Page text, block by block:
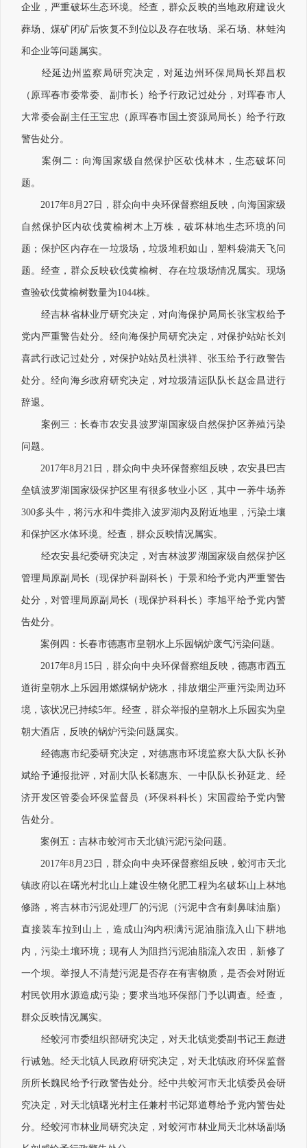
企业，严重破坏生态环境。经查，群众反映的当地政府建设火
葬场、煤矿闭矿后恢复不到位以及存在牧场、采石场、林蛙沟
和企业等问题属实。
经延边州监察局研究决定，对延边州环保局局长郑昌权
（原珲春市委常委、副市长）给予行政记过处分，对珲春市人
大常委会副主任王宝忠（原珲春市国土资源局局长）给予行政
警告处分。
案例二：向海国家级自然保护区砍伐林木，生态破坏问
题。
2017年8月27日，群众向中央环保督察组反映，向海国家级
自然保护区内砍伐黄榆树木上万株，破坏林地生态环境的问
题；保护区内存在一垃圾场，垃圾堆积如山，塑料袋满天飞问
题。经查，群众反映砍伐黄榆树、存在垃圾场情况属实。现场
查验砍伐黄榆树数量为1044株。
经吉林省林业厅研究决定，对向海保护局局长张宝权给予
党内严重警告处分。经向海保护局研究决定，对保护站站长刘
喜武行政记过处分，对保护站站员杜洪祥、张玉给予行政警告
处分。经向海乡政府研究决定，对垃圾清运队队长赵金昌进行
辞退。
案例三：长春市农安县波罗湖国家级自然保护区养殖污染
问题。
2017年8月21日，群众向中央环保督察组反映，农安县巴吉
垒镇波罗湖国家级保护区里有很多牧业小区，其中一养牛场养
300多头牛，将污水和牛粪排入波罗湖内及附近地里，污染土壤
和保护区水体环境。经查，群众反映情况属实。
经农安县纪委研究决定，对吉林波罗湖国家级自然保护区
管理局原副局长（现保护科副科长）于景和给予党内严重警告
处分，对管理局原副局长（现保护科科长）李旭平给予党内警
告处分。
案例四：长春市德惠市皇朝水上乐园锅炉废气污染问题。
2017年8月15日，群众向中央环保督察组反映，德惠市西五
道街皇朝水上乐园用燃煤锅炉烧水，排放烟尘严重污染周边环
境，该状况已持续5年。经查，群众举报的皇朝水上乐园实为皇
朝大酒店，反映的锅炉污染问题属实。
经德惠市纪委研究决定，对德惠市环境监察大队大队长孙
斌给予通报批评，对副大队长郗惠东、一中队队长孙延龙、经
济开发区管委会环保监督员（环保科科长）宋国霞给予党内警
告处分。
案例五：吉林市蛟河市天北镇污泥污染问题。
2017年8月23日，群众向中央环保督察组反映，蛟河市天北
镇政府以在曙光村北山上建设生物化肥工程为名破坏山上林地
修路，将吉林市污泥处理厂的污泥（污泥中含有刺鼻味油脂）
直接装车拉到山上，造成山沟内积满污泥油脂流入山下耕地
内，污染土壤环境；现有人为阻挡污泥油脂流入农田，新修了
一个坝。举报人不清楚污泥是否存在有害物质，是否会对附近
村民饮用水源造成污染；要求当地环保部门予以调查。经查，
群众反映情况属实。
经蛟河市委组织部研究决定，对天北镇党委副书记王彪进
行诫勉。经天北镇人民政府研究决定，对天北镇政府环保监督
所所长魏民给予行政警告处分。经中共蛟河市天北镇委员会研
究决定，对天北镇曙光村主任兼村书记郑道尊给予党内警告处
分。经蛟河市林业局研究决定，对蛟河市林业局天北林场副场